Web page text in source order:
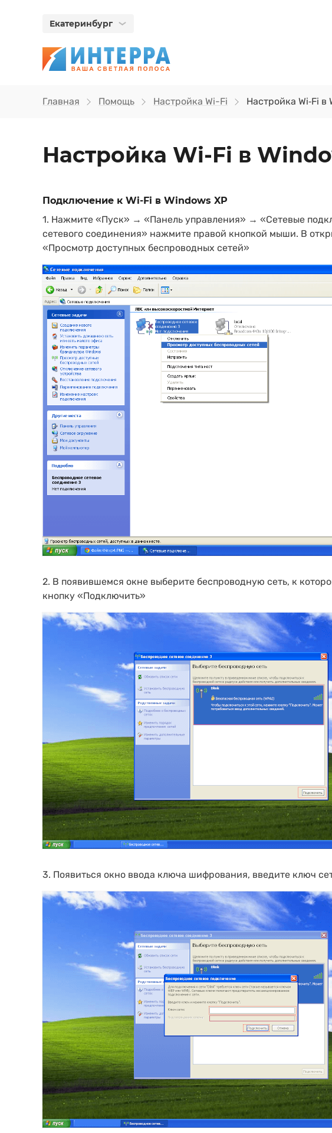
Екатеринбург
Главная Помощь Настройка Wi-Fi Настройка Wi‑Fi в
Настройка Wi‑Fi в
Подключение к Wi-Fi в Windows XP
1. Нажмите «Пуск» → «Панель управления» → «Сетевые
сетевого соединения» нажмите правой кнопкой мыши. В
«Просмотр доступных беспроводных сетей»
2. В появившемся окне выберите беспроводную сеть, к
кнопку «Подключить»
3. Появиться окно ввода ключа шифрования, введите ключ